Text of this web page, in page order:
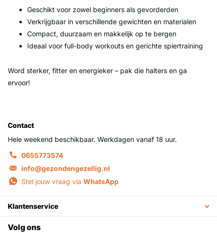
Geschikt voor zowel beginners als gevorderden
Verkrijgbaar in verschillende gewichten en materialen
Compact, duurzaam en makkelijk op te bergen
Ideaal voor full-body workouts en gerichte spiertraining
Word sterker, fitter en energieker – pak die halters en ga
ervoor!
Klantenservice
Contact
Hele weekend beschikbaar. Werkdagen vanaf 18 uur.
0655773574
info@gezondengezellig.nl
Stel jouw vraag via WhatsApp
Volg ons